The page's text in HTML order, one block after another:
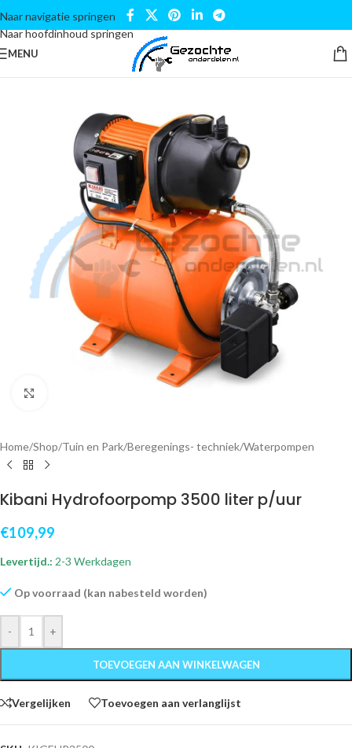
Naar navigatie springen
Naar hoofdinhoud springen
MENU
Home/Shop/Tuin en Park/Beregenings- techniek/Waterpompen
Kibani Hydrofoorpomp 3500 liter p/uur
€109,99
Levertijd.: 2-3 Werkdagen
Op voorraad (kan nabesteld worden)
- +
TOEVOEGEN AAN WINKELWAGEN
Vergelijken Toevoegen aan verlanglijst